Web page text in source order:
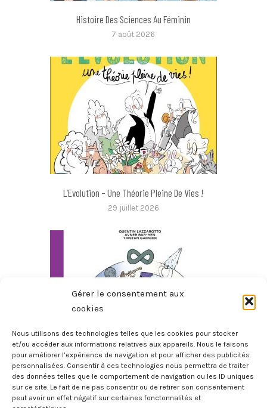
Gérer le consentement aux
cookies
Nous utilisons des technologies telles que les cookies pour stocker
et/ou accéder aux informations relatives aux appareils. Nous le faisons
pour améliorer l’expérience de navigation et pour afficher des publicités
personnalisées. Consentir à ces technologies nous permettra de traiter
des données telles que le comportement de navigation ou les ID uniques
sur ce site. Le fait de ne pas consentir ou de retirer son consentement
peut avoir un effet négatif sur certaines fonctonnalités et
Histoire Des Sciences Au Féminin
7 août 2026
L’Evolution – Une Théorie Pleine De Vies !
29 juillet 2026
L’Incroyable Histoire Des Mathématiques
11 juillet 2026